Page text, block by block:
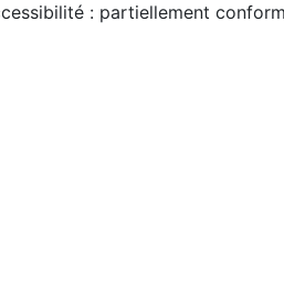
: partiellement